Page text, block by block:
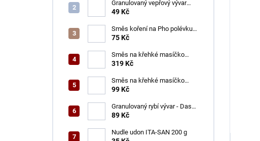
Granulovaný vepřový vývar
ŠON 100 g
49 Kč
Směs koření na Pho polévku
ŠON 65 g
75 Kč
Směs na křehké masíčko
ŠON 400 g
319 Kč
Směs na křehké masíčko
ŠON 125 g
99 Kč
Granulovaný rybí vývar - Dashi
ŠON 100 g
89 Kč
Nudle udon ITA-SAN 200 g